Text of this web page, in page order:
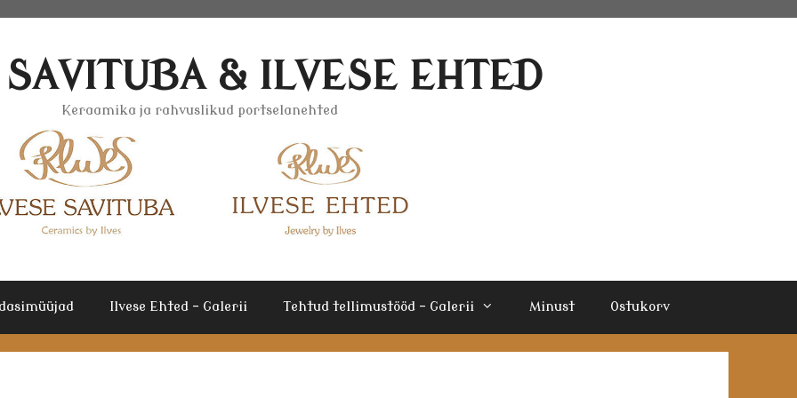
& ILVESE EHTED
Keraamika ja rahvuslikud portselanehted
Ilvese Ehted – Galerii Tehtud tellimustööd – Galerii Minust Ostukorv